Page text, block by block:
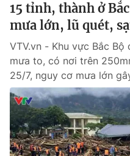
15 tỉnh, thành ở
mưa lớn, lũ quét,
VTV.vn - Khu vực Bắc
mưa to, có nơi trên
25/7, nguy cơ mưa lớn